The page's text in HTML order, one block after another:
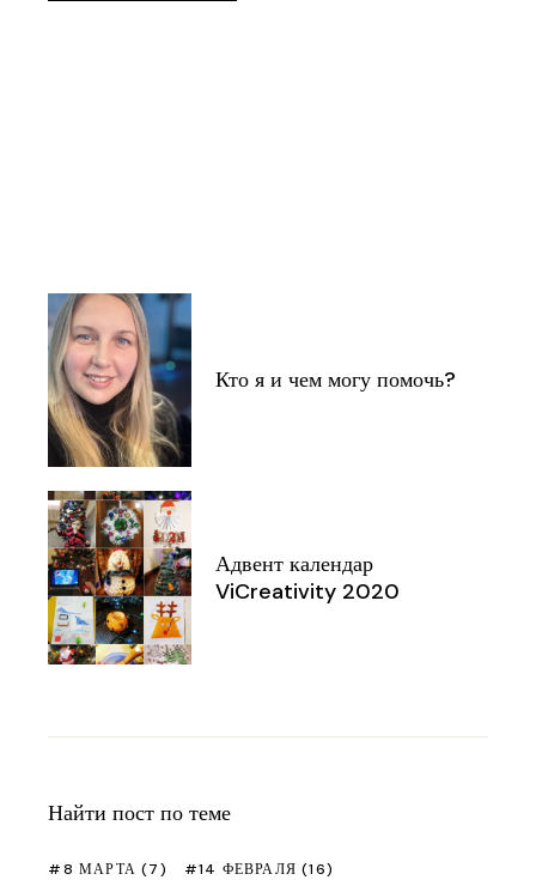
Кто я и чем могу помочь?
Адвент календар
ViCreativity 2020
Найти пост по теме
8 МАРТА (7) 14 ФЕВРАЛЯ (16)